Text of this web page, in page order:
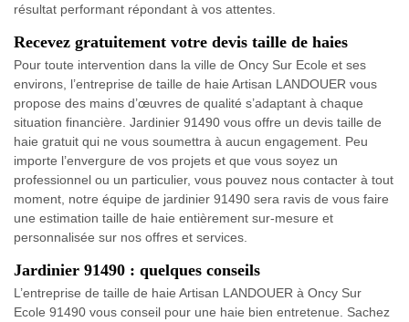
résultat performant répondant à vos attentes.
Recevez gratuitement votre devis taille de haies
Pour toute intervention dans la ville de Oncy Sur Ecole et ses
environs, l’entreprise de taille de haie Artisan LANDOUER vous
propose des mains d’œuvres de qualité s’adaptant à chaque
situation financière. Jardinier 91490 vous offre un devis taille de
haie gratuit qui ne vous soumettra à aucun engagement. Peu
importe l’envergure de vos projets et que vous soyez un
professionnel ou un particulier, vous pouvez nous contacter à tout
moment, notre équipe de jardinier 91490 sera ravis de vous faire
une estimation taille de haie entièrement sur-mesure et
personnalisée sur nos offres et services.
Jardinier 91490 : quelques conseils
L’entreprise de taille de haie Artisan LANDOUER à Oncy Sur
Ecole 91490 vous conseil pour une haie bien entretenue. Sachez